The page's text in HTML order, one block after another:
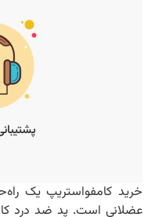
پشتیبانی 24 ساعته
خرید کامفواستریپ یک راه‌حل
عضلانی است. پد ضد درد